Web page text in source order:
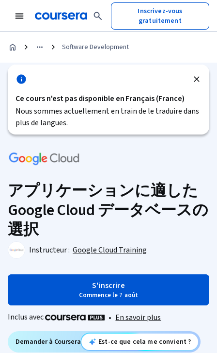
Inscrivez-vous
gratuitement
Software Development
Ce cours n'est pas disponible en Français (France)
Nous sommes actuellement en train de le traduire dans
plus de langues.
アプリケーションに適した
Google Cloud データベースの
選択
Instructeur : Google Cloud Training
S'inscrire
Commence le 7 août
Inclus avec • En savoir plus
Demander à Coursera Est-ce que cela me convient ?